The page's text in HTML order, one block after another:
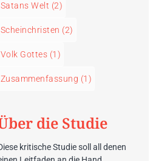
Satans Welt (2)
Scheinchristen (2)
Volk Gottes (1)
Zusammenfassung (1)
die Studie
kritische Studie soll all denen